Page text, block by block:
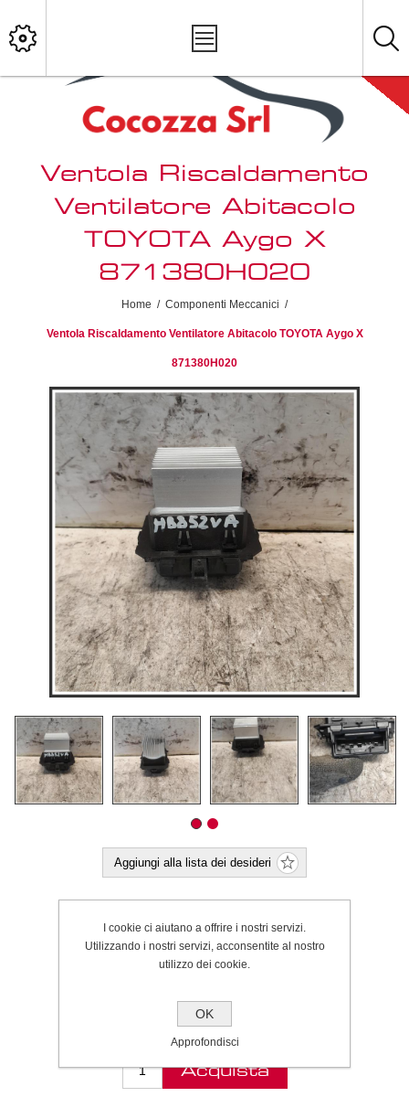
Ventola Riscaldamento
Ventilatore Abitacolo
TOYOTA Aygo X
871380H020
Home / Componenti Meccanici /
Ventola Riscaldamento Ventilatore Abitacolo TOYOTA Aygo X
871380H020
Aggiungi alla lista dei desideri
Invia tramite WhatsApp
Cod.: P000064998
SPEDIZIONE INCLUSA
€48.00
Acquista
I cookie ci aiutano a offrire i nostri servizi.
Utilizzando i nostri servizi, acconsentite al nostro
utilizzo dei cookie.
OK
Approfondisci